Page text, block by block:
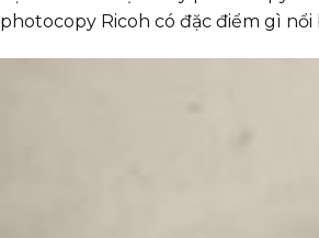
photocopy Ricoh có đặc điểm gì nổi